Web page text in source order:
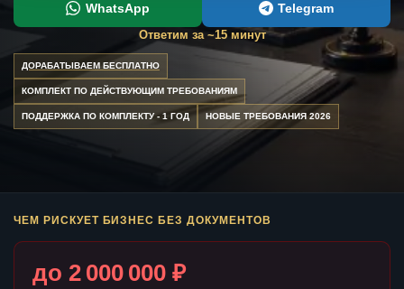
WhatsApp Telegram
Ответим за ~15 минут
ДОРАБАТЫВАЕМ БЕСПЛАТНО
КОМПЛЕКТ ПО ДЕЙСТВУЮЩИМ ТРЕБОВАНИЯМ
ПОДДЕРЖКА ПО КОМПЛЕКТУ - 1 ГОД НОВЫЕ ТРЕБОВАНИЯ 2026
ЧЕМ РИСКУЕТ БИЗНЕС БЕЗ ДОКУМЕНТОВ
до 2 000 000 ₽